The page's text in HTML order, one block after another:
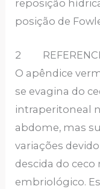
reposição
posição de
2
O apêndice
se evagina do
intraperitoneal
abdome, mas
variações
descida do
embriológico.